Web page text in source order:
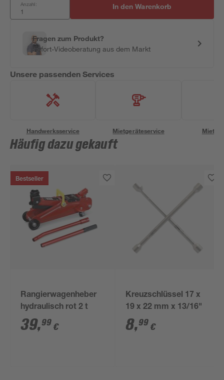
Anzahl: In den Warenkorb
Fragen zum Produkt?
Sofort-Videoberatung aus dem Markt
Unsere passenden Services
Handwerksservice Mietgeräteservice
Häufig dazu gekauft
Bestseller
Rangierwagenheber
hydraulisch rot 2 t
39,99 €
Kreuzschlüssel 17 x
19 x 22 mm x 13/16"
8,99 €